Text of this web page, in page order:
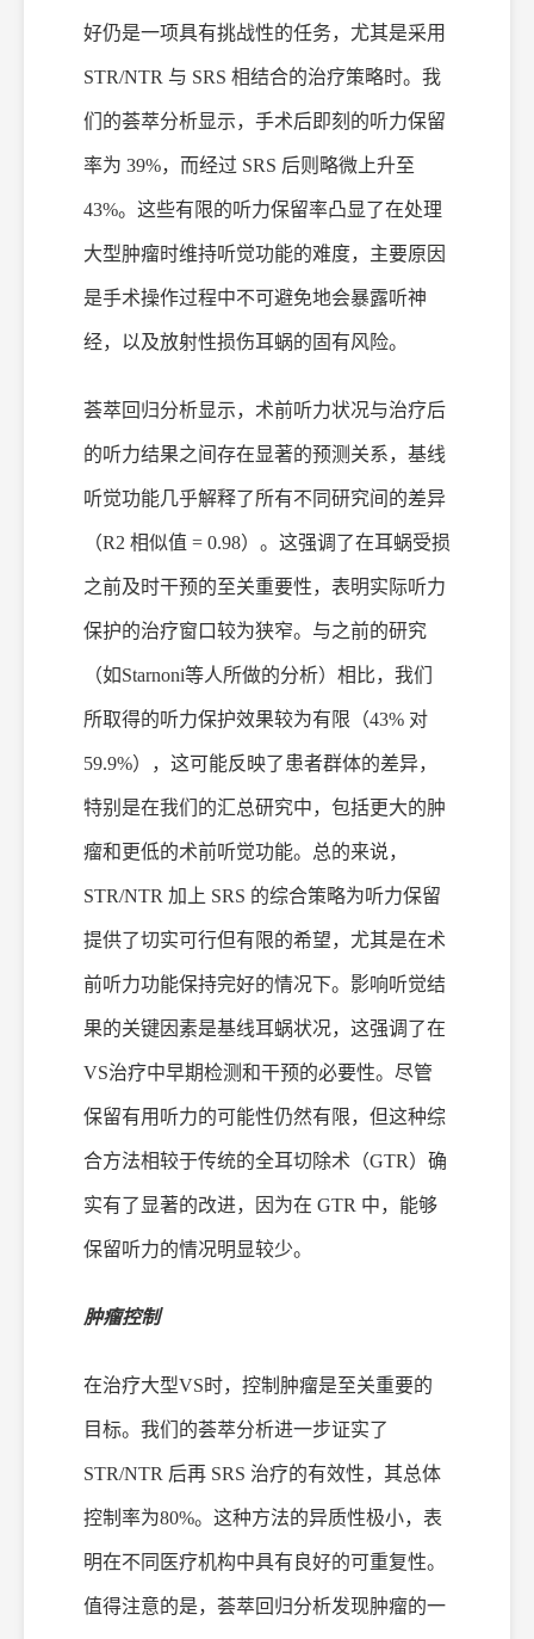
好仍是一项具有挑战性的任务，尤其是采用
STR/NTR 与 SRS 相结合的治疗策略时。我
们的荟萃分析显示，手术后即刻的听力保留
率为 39%，而经过 SRS 后则略微上升至
43%。这些有限的听力保留率凸显了在处理
大型肿瘤时维持听觉功能的难度，主要原因
是手术操作过程中不可避免地会暴露听神
经，以及放射性损伤耳蜗的固有风险。
荟萃回归分析显示，术前听力状况与治疗后
的听力结果之间存在显著的预测关系，基线
听觉功能几乎解释了所有不同研究间的差异
（R2 相似值 = 0.98）。这强调了在耳蜗受损
之前及时干预的至关重要性，表明实际听力
保护的治疗窗口较为狭窄。与之前的研究
（如Starnoni等人所做的分析）相比，我们
所取得的听力保护效果较为有限（43% 对
59.9%），这可能反映了患者群体的差异，
特别是在我们的汇总研究中，包括更大的肿
瘤和更低的术前听觉功能。总的来说，
STR/NTR 加上 SRS 的综合策略为听力保留
提供了切实可行但有限的希望，尤其是在术
前听力功能保持完好的情况下。影响听觉结
果的关键因素是基线耳蜗状况，这强调了在
VS治疗中早期检测和干预的必要性。尽管
保留有用听力的可能性仍然有限，但这种综
合方法相较于传统的全耳切除术（GTR）确
实有了显著的改进，因为在 GTR 中，能够
保留听力的情况明显较少。
肿瘤控制
在治疗大型VS时，控制肿瘤是至关重要的
目标。我们的荟萃分析进一步证实了
STR/NTR 后再 SRS 治疗的有效性，其总体
控制率为80%。这种方法的异质性极小，表
明在不同医疗机构中具有良好的可重复性。
值得注意的是，荟萃回归分析发现肿瘤的一